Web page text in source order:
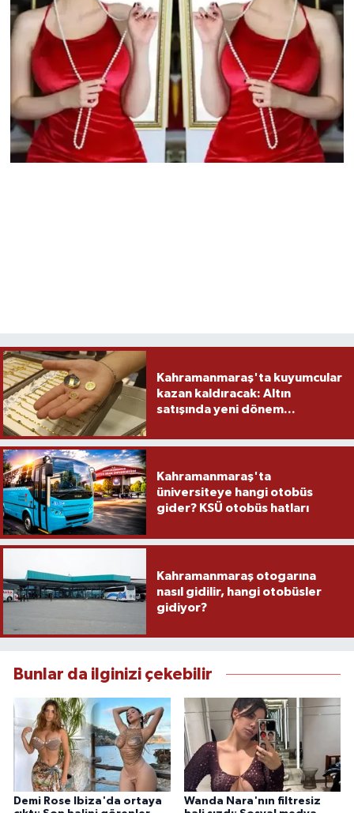
Kahramanmaraş'ta kuyumcular
kazan kaldıracak: Altın
satışında yeni dönem...
Kahramanmaraş'ta
üniversiteye hangi otobüs
gider? KSÜ otobüs hatları
Kahramanmaraş otogarına
nasıl gidilir, hangi otobüsler
gidiyor?
Bunlar da ilginizi çekebilir
Demi Rose Ibiza'da ortaya
Wanda Nara'nın filtresiz